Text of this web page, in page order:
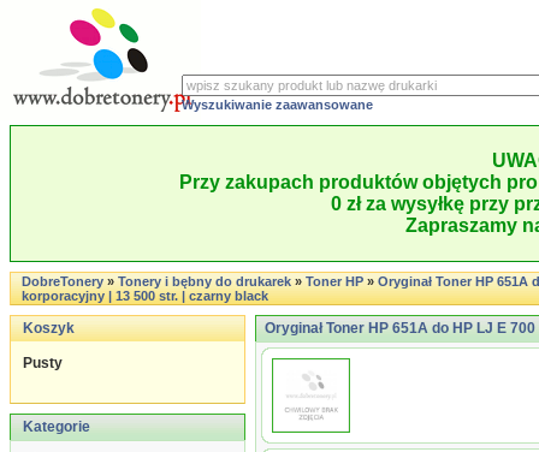
Wyszukiwanie zaawansowane
Przy zakupach produktów objętych
0 zł za wysyłkę przy
Zapraszamy
DobreTonery»Tonery i bębny do drukarek»Toner HP»Oryginał Toner HP 651A
korporacyjny | 13 500 str. | czarny black
Koszyk
Pusty
Kategorie
Oryginał Toner HP 651A do HP LJ E